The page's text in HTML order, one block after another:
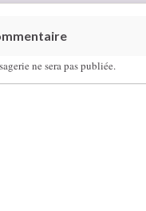
ne sera pas publiée.